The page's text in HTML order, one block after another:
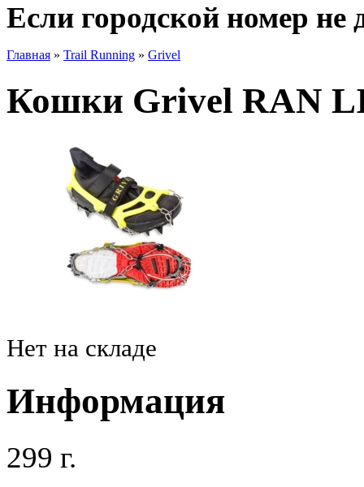
Если городской номер не
Главная » Trail Running » Grivel
Кошки Grivel RAN
Нет на складе
Информация
299 г.